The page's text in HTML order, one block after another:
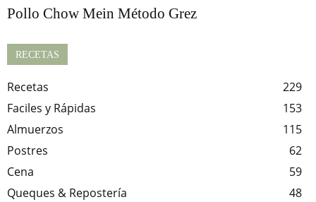
Pollo Chow Mein Método Grez
RECETAS
Recetas
229
Faciles y Rápidas
153
Almuerzos
115
Postres
62
Cena
59
Queques & Repostería
48